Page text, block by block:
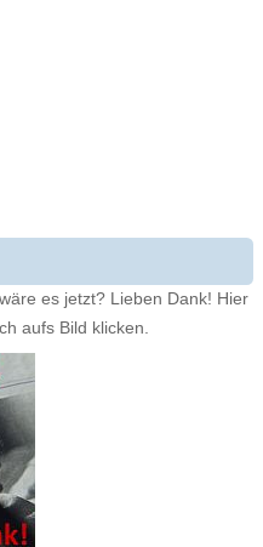
es jetzt? Lieben Dank! Hier
aufs Bild klicken.